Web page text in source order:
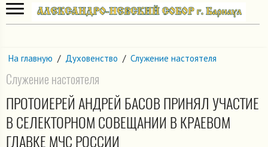
На главную / Духовенство / Служение настоятеля
Служение настоятеля
ПРОТОИЕРЕЙ АНДРЕЙ БАСОВ ПРИНЯЛ УЧАСТИЕ
В СЕЛЕКТОРНОМ СОВЕЩАНИИ В КРАЕВОМ
ГЛАВКЕ МЧС РОССИИ